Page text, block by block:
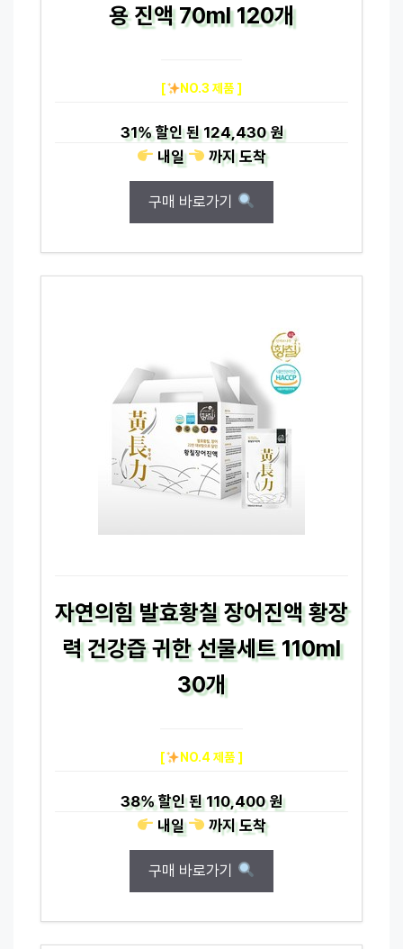
용 진액 70ml 120개
[ NO.3 제품 ]
31%할인 된124,430 원
내일
까지도착
구매 바로가기
자연의힘 발효황칠 장어진액 황장
력 건강즙 귀한 선물세트 110ml
30개
[ NO.4 제품 ]
38%할인 된110,400 원
내일
까지도착
구매 바로가기